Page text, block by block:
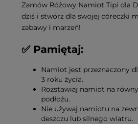
Zamów Różowy Namiot Tipi dla
dziś i stwórz dla swojej córeczki
zabawy i marzeń!
✅ Pamiętaj:
Namiot jest przeznaczony
3 roku życia.
Rozstawiaj namiot na
podłożu.
Nie używaj namiotu na
deszczu lub silnego wiatru.